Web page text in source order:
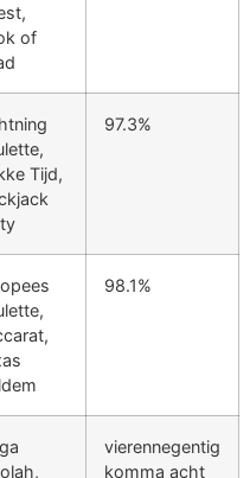
of
Tijd,
97.3%
98.1%
vierennegentig
komma acht